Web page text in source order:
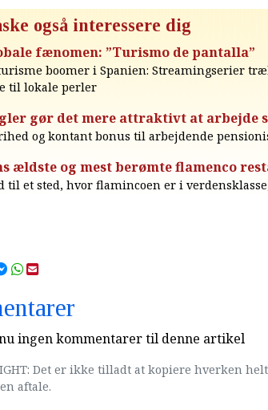
også interessere dig
fænomen: ”Turismo de pantalla”
boomer i Spanien: Streamingserier
til lokale perler
gør det mere attraktivt at arbejde
og kontant bonus til arbejdende
ældste og mest berømte flamenco
til et sted, hvor flamincoen er i
ingen kommentarer til denne artikel
Det er ikke tilladt at kopiere hverken
aftale.